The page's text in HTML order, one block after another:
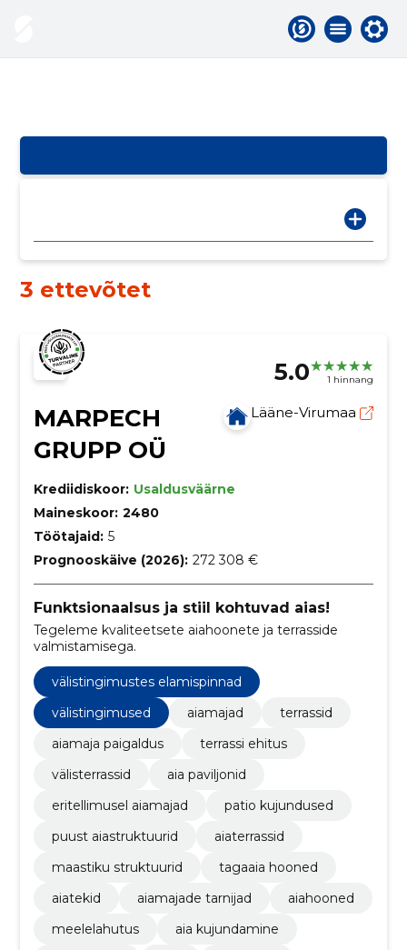
3 ettevõtet
5.0 1 hinnang
MARPECH
GRUPP OÜ
Lääne-Virumaa
Krediidiskoor: Usaldusväärne
Maineskoor: 2480
Töötajaid: 5
Prognooskäive (2026): 272 308 €
Funktsionaalsus ja stiil kohtuvad aias!
Tegeleme kvaliteetsete aiahoonete ja terrasside
valmistamisega.
välistingimustes elamispinnad
välistingimused
aiamajad
terrassid
aiamaja paigaldus
terrassi ehitus
välisterrassid
aia paviljonid
eritellimusel aiamajad
patio kujundused
puust aiastruktuurid
aiaterrassid
maastiku struktuurid
tagaaia hooned
aiatekid
aiamajade tarnijad
aiahooned
meelelahutus
aia kujundamine